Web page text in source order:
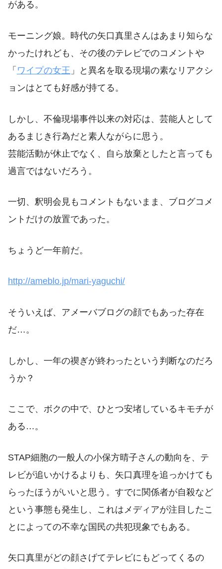
がある。
モーニング娘。時代の矢口真里さんはあまり知らな
かったけれども、その後のテレビでのコメントや
「 ワイプの女王 」と異名を取る現場の素なリアクシ
ョンはとても好感が持てる。
しかし、不倫現場事件以来の対応は、芸能人として
あるまじき行為だと素人ながらに思う。
芸能活動が休止でなく、自ら放棄としたと言っても
過言ではないだろう。
一切、釈明会見もコメントもないまま、ブログコメ
ントだけの放置であった。
ちょうど一年前だ。
http://ameblo.jp/mari-yaguchi/
そういえば、アメーバブログの顔でもあった存在
だ…。
しかし、一年の禊ぎが終わったという判断なのだろ
うか？
ここで、ボクの中で、ひとつ安堵しているキモチが
ある…。
STAP細胞の一般人の小保方晴子さんの動向を、テ
レビが追いかけるよりも、矢口真理を追っかけても
らったほうがいいと思う。すでに関係者が自殺など
という事態も発生し、これはメディアが注目したこ
とによっての不幸な国民の共犯現象でもある。
矢口真里がどの顔さげてテレビにもどってくるの